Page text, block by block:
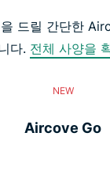
드릴 간단한
다. 전체 사양을
NEW
Aircove Go